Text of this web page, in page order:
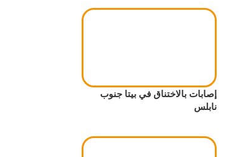
إصابات بالاختناق في بيتا جنوب
نابلس